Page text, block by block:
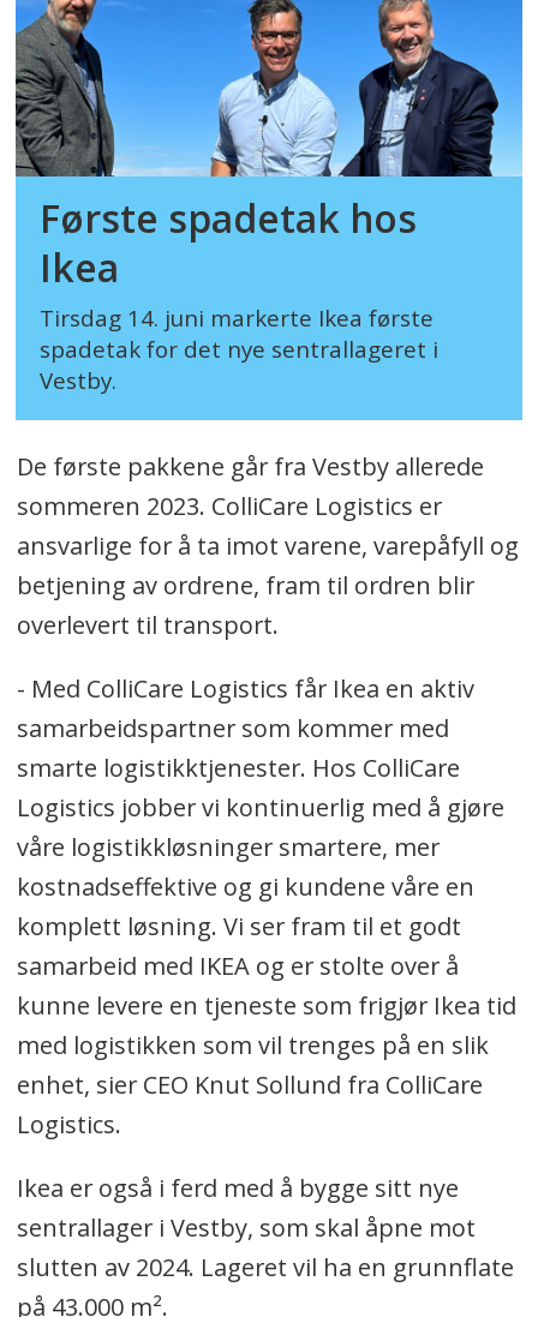
Første spadetak hos
Ikea
Tirsdag 14. juni markerte Ikea første
spadetak for det nye sentrallageret i
Vestby.
De første pakkene går fra Vestby allerede
sommeren 2023. ColliCare Logistics er
ansvarlige for å ta imot varene, varepåfyll og
betjening av ordrene, fram til ordren blir
overlevert til transport.
- Med ColliCare Logistics får Ikea en aktiv
samarbeidspartner som kommer med
smarte logistikktjenester. Hos ColliCare
Logistics jobber vi kontinuerlig med å gjøre
våre logistikkløsninger smartere, mer
kostnadseffektive og gi kundene våre en
komplett løsning. Vi ser fram til et godt
samarbeid med IKEA og er stolte over å
kunne levere en tjeneste som frigjør Ikea tid
med logistikken som vil trenges på en slik
enhet, sier CEO Knut Sollund fra ColliCare
Logistics.
Ikea er også i ferd med å bygge sitt nye
sentrallager i Vestby, som skal åpne mot
slutten av 2024. Lageret vil ha en grunnflate
på 43.000 m².